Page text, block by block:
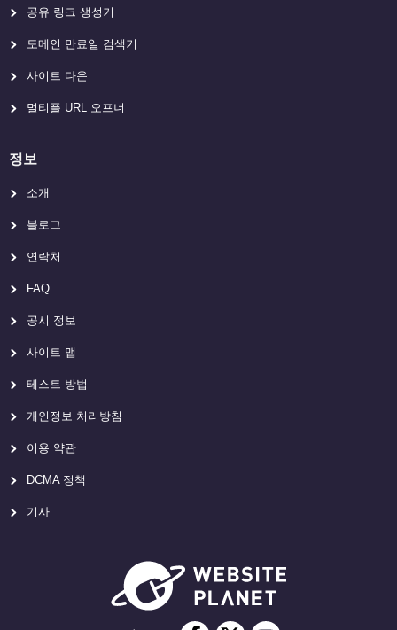
공유 링크 생성기
도메인 만료일 검색기
사이트 다운
멀티플 URL 오프너
정보
소개
블로그
연락처
FAQ
공시 정보
사이트 맵
테스트 방법
개인정보 처리방침
이용 약관
DCMA 정책
기사